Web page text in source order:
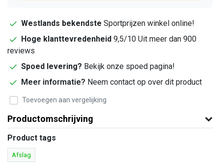
Westlands bekendste Sportprijzen winkel online!
Hoge klanttevredenheid 9,5/10 Uit meer dan 900
reviews
Spoed levering? Bekijk onze spoed pagina!
Meer informatie? Neem contact op over dit product
Toevoegen aan vergelijking
Productomschrijving
Product tags
Afslag